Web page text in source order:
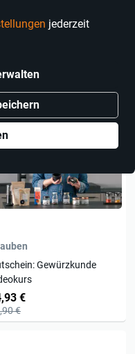
jederzeit
Gewürzkunde
€
€